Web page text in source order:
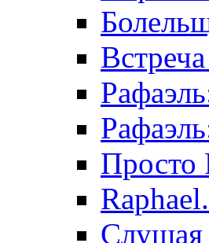
Просто
Слушая